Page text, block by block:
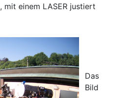
einem LASER justiert
Das
Bild